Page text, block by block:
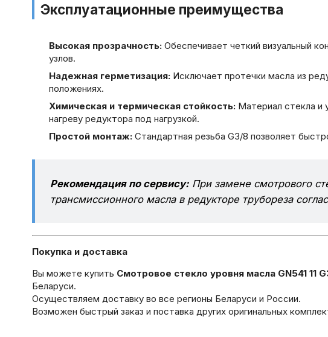
Эксплуатационные преимущества
Высокая прозрачность: Обеспечивает четкий визуальный
узлов.
Надежная герметизация: Исключает протечки масла из
положениях.
Химическая и термическая стойкость: Материал стекла и
нагреву редуктора под нагрузкой.
Простой монтаж: Стандартная резьба G3/8 позволяет
Рекомендация по сервису:При замене смотрового
трансмиссионного масла в редукторе трубореза
Покупка и доставка
Вы можете купить Смотровое стекло уровня масла GN541 11
Беларуси.
Осуществляем доставку во все регионы Беларуси и России.
Возможен быстрый заказ и поставка других оригинальных